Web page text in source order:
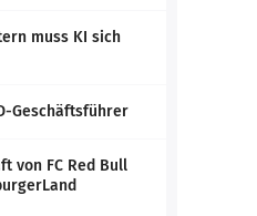
muss KI sich
Geschäftsführer
von FC Red Bull